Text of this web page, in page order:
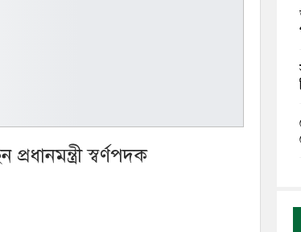
প্রধানমন্ত্রী স্বর্ণপদক